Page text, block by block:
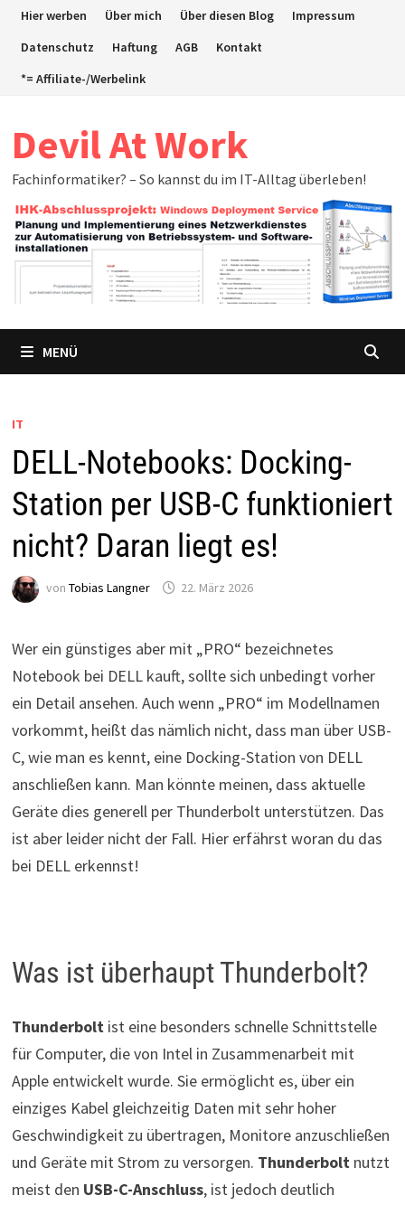
ZumHier werben Über mich Über diesen Blog
Impressum
Datenschutz
Haftung AGB
Kontakt
*= Affiliate-/Werbelink
Devil At Work
Fachinformatiker? – So kannst du im IT-Alltag überleben!
MENÜ
IT
DELL-Notebooks: Docking-
Station per USB-C funktioniert
nicht? Daran liegt es!
von Tobias Langner 22. März 2026
Wer ein günstiges aber mit „PRO“ bezeichnetes
Notebook bei DELL kauft, sollte sich unbedingt vorher
ein Detail ansehen. Auch wenn „PRO“ im Modellnamen
vorkommt, heißt das nämlich nicht, dass man über USB-
C, wie man es kennt, eine Docking-Station von DELL
anschließen kann. Man könnte meinen, dass aktuelle
Geräte dies generell per Thunderbolt unterstützen. Das
ist aber leider nicht der Fall. Hier erfährst woran du das
bei DELL erkennst!
Was ist überhaupt Thunderbolt?
Thunderboltist eine besonders schnelle Schnittstelle
für Computer, die von Intel in Zusammenarbeit mit
Apple entwickelt wurde. Sie ermöglicht es, über ein
einziges Kabel gleichzeitig Daten mit sehr hoher
Geschwindigkeit zu übertragen, Monitore anzuschließen
und Geräte mit Strom zu versorgen. Thunderboltnutzt
meist den USB-C-Anschluss, ist jedoch deutlich